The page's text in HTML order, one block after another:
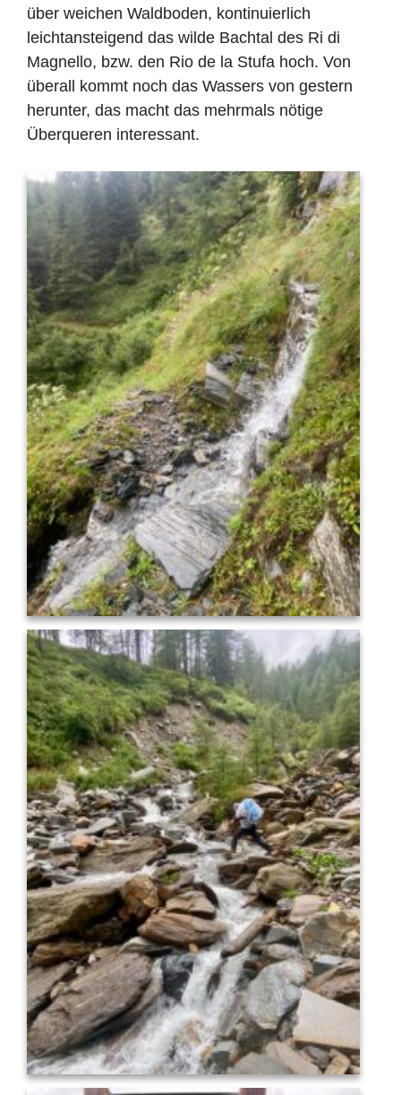
über weichen Waldboden, kontinuierlich
leichtansteigend das wilde Bachtal des Ri di
Magnello, bzw. den Rio de la Stufa hoch. Von
überall kommt noch das Wassers von gestern
herunter, das macht das mehrmals nötige
Überqueren interessant.